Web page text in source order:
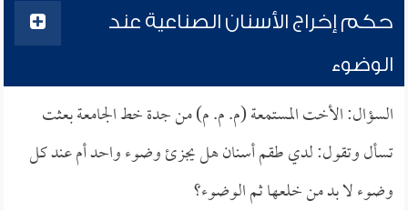
حكم إخراج الأسنان الصناعية عند
الوضوء
السؤال: الأخت المستمعة (م. م. م) من جدة خط الجامعة بعثت
تسأل وتقول: لدي طقم أسنان هل يجزئ وضوء واحد أم عند كل
وضوء لا بد من خلعها ثم الوضوء؟